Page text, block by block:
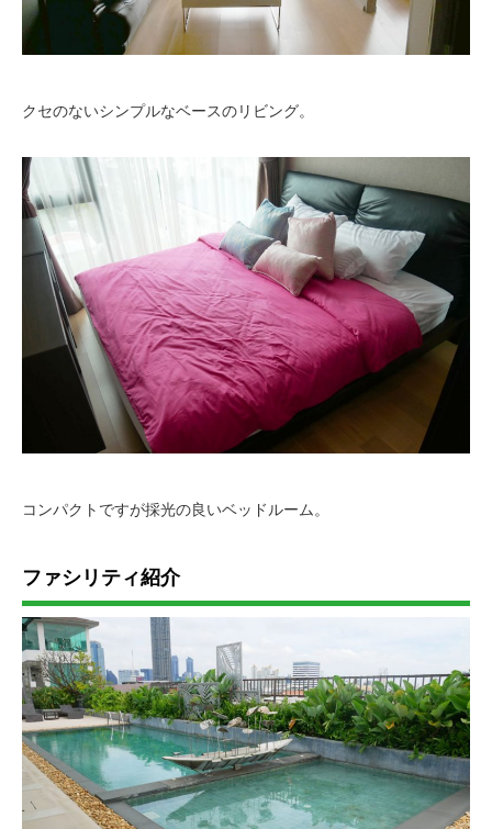
クセのないシンプルなベースのリビング。
コンパクトですが採光の良いベッドルーム。
ファシリティ紹介